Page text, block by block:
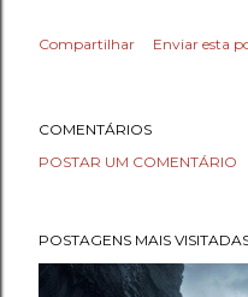
Compartilhar Enviar esta
COMENTÁRIOS
POSTAR UM COMENTÁRIO
POSTAGENS MAIS